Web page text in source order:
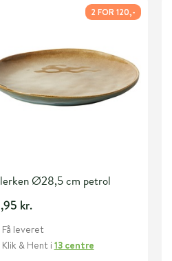
2 FOR 120,-
Ø28,5 cm petrol
kr.
Få leveret
Klik & Hent i 13 centre